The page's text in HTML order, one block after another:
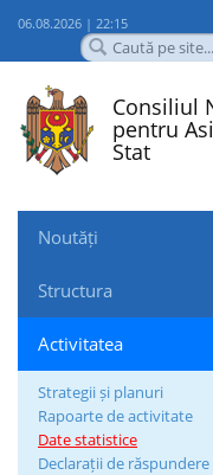
06.08.2026 | 22:15
Consiliul
pentru
Stat
Noutăți
Structura
Activitatea
Strategii și planuri
Rapoarte de activitate
Date statistice
Declarații de